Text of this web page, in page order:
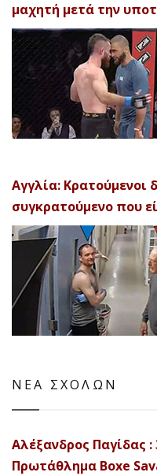
μαχητή μετά την
Αγγλία:
συγκρατούμενο που
ΝΕΑ ΣΧΟΛΩΝ
Αλέξανδρος Παγίδας
Πρωτάθλημα Boxe